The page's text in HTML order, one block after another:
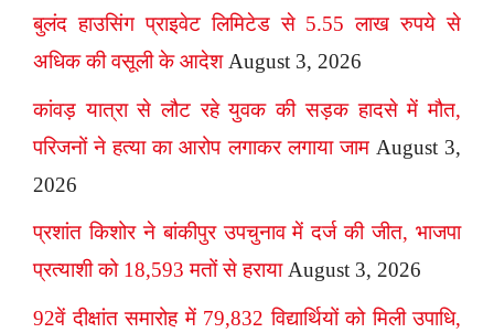
बुलंद हाउसिंग प्राइवेट लिमिटेड से 5.55 लाख रुपये से
अधिक की वसूली के आदेश August 3, 2026
कांवड़ यात्रा से लौट रहे युवक की सड़क हादसे में मौत,
परिजनों ने हत्या का आरोप लगाकर लगाया जाम August 3,
2026
प्रशांत किशोर ने बांकीपुर उपचुनाव में दर्ज की जीत, भाजपा
प्रत्याशी को 18,593 मतों से हराया August 3, 2026
92वें दीक्षांत समारोह में 79,832 विद्यार्थियों को मिली उपाधि,